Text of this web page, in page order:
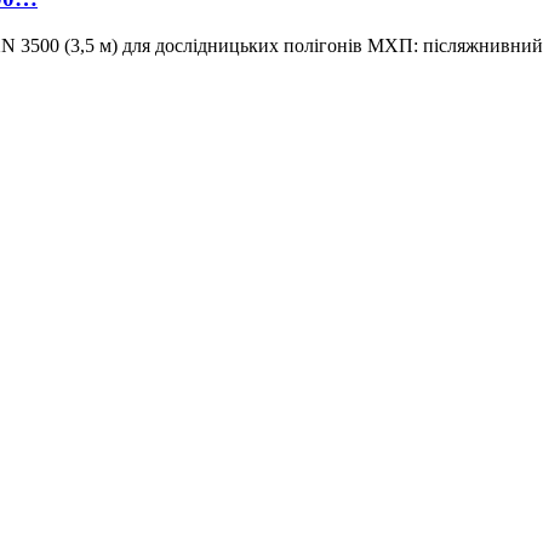
(3,5 м) для дослідницьких полігонів МХП: післяжнивний